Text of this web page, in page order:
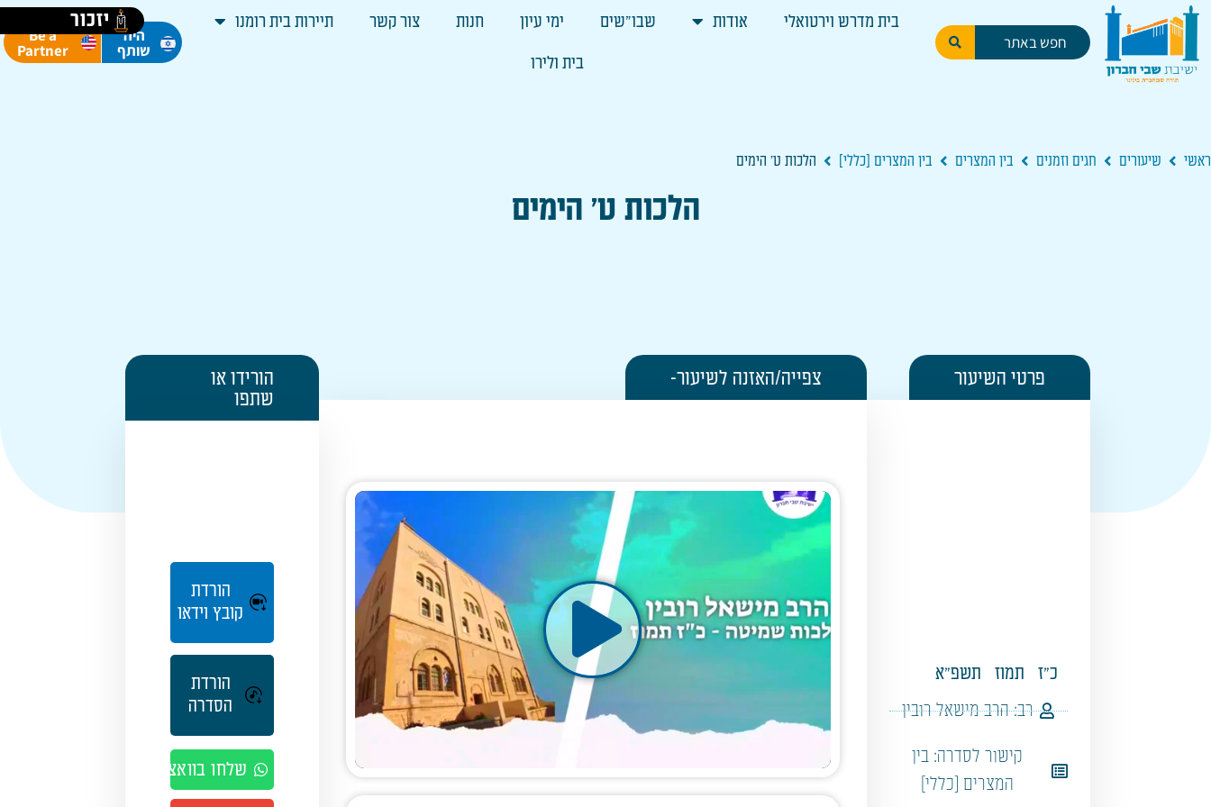
יזכור בית מדרש וירטואלי אודות שבו"שים ימי עיון חנות צור קשר תיירות בית רומנו
בית ולירו
היה
שותף
Be a
Partner
ראשי שיעורים חגים וזמנים בין המצרים בין המצרים [כללי] הלכות ט' הימים
הלכות ט' הימים
פרטי השיעור
כ"ז תמוז
תשפ"א
רב: הרב מישאל רובין
קישור לסדרה: בין
המצרים [כללי]
צפייה/האזנה לשיעור-
הורידו או
שתפו
הורדת
קובץ וידאו
הורדת
הסדרה
שלחו בוואצאפ